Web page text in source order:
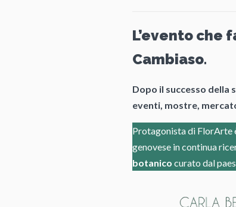
L’evento che
Cambiaso.
Dopo il successo della
eventi, mostre,
Protagonista di FlorArte
genovese in continua
botanico curato dal